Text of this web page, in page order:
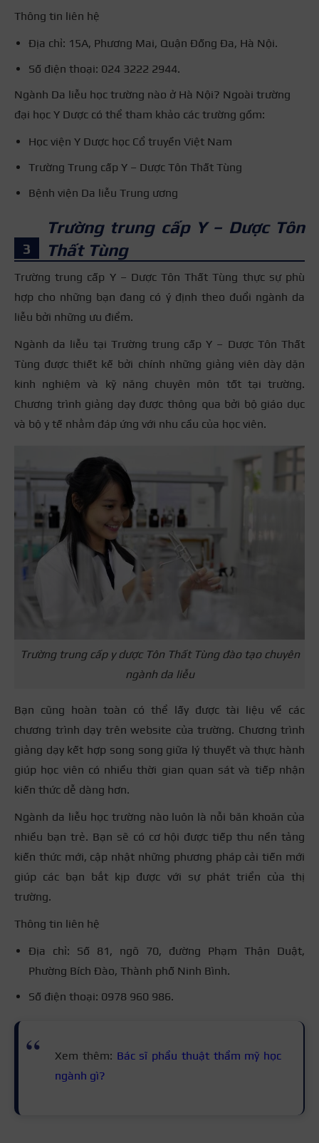
Thông tin liên hệ
Địa chỉ: 15A, Phương Mai, Quận Đống Đa, Hà Nội.
Số điện thoại: 024 3222 2944.
Ngành Da liễu học trường nào ở Hà Nội? Ngoài trường
đại học Y Dược có thể tham khảo các trường gồm:
Học viện Y Dược học Cổ truyền Việt Nam
Trường Trung cấp Y – Dược Tôn Thất Tùng
Bệnh viện Da liễu Trung ương
Trường trung cấp Y – Dược Tôn
Thất Tùng
Trường trung cấp Y – Dược Tôn Thất Tùng thực sự phù
hợp cho những bạn đang có ý định theo đuổi ngành da
liễu bởi những ưu điểm.
Ngành da liễu tại Trường trung cấp Y – Dược Tôn Thất
Tùng được thiết kế bởi chính những giảng viên dày dặn
kinh nghiệm và kỹ năng chuyên môn tốt tại trường.
Chương trình giảng dạy được thông qua bởi bộ giáo dục
và bộ y tế nhằm đáp ứng với nhu cầu của học viên.
Trường trung cấp y dược Tôn Thất Tùng đào tạo chuyên
ngành da liễu
Bạn cũng hoàn toàn có thể lấy được tài liệu về các
chương trình dạy trên website của trường. Chương trình
giảng dạy kết hợp song song giữa lý thuyết và thực hành
giúp học viên có nhiều thời gian quan sát và tiếp nhận
kiến thức dễ dàng hơn.
Ngành da liễu học trường nào luôn là nỗi băn khoăn của
nhiều bạn trẻ. Bạn sẽ có cơ hội được tiếp thu nền tảng
kiến thức mới, cập nhật những phương pháp cải tiến mới
giúp các bạn bắt kịp được với sự phát triển của thị
trường.
Thông tin liên hệ
Địa chỉ: Số 81, ngõ 70, đường Phạm Thận Duật,
Phường Bích Đào, Thành phố Ninh Bình.
Số điện thoại: 0978 960 986.
Xem thêm: Bác sĩ phẩu thuật thẩm mỹ học
ngành gì?